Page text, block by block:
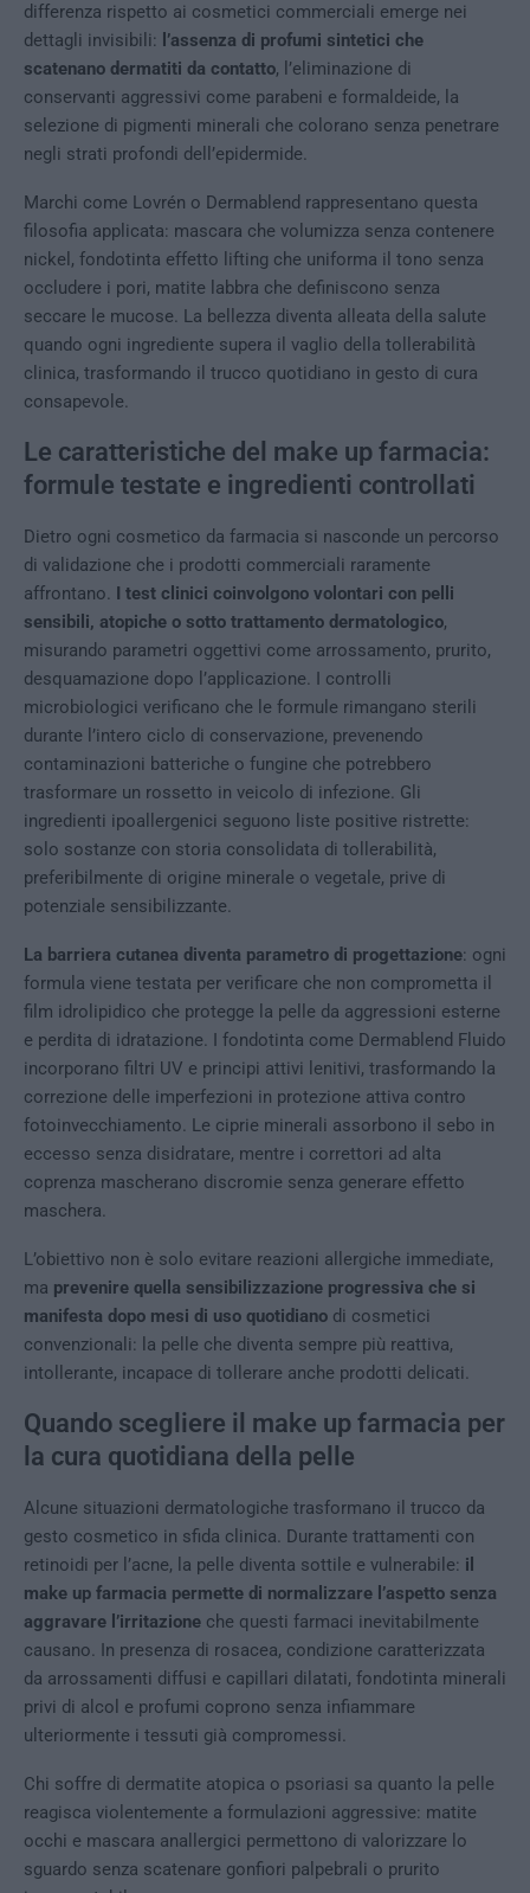
differenza rispetto ai cosmetici commerciali emerge nei
dettagli invisibili: l’assenza di profumi sintetici che
scatenano dermatiti da contatto, l’eliminazione di
conservanti aggressivi come parabeni e formaldeide, la
selezione di pigmenti minerali che colorano senza penetrare
negli strati profondi dell’epidermide.
Marchi come Lovrén o Dermablend rappresentano questa
filosofia applicata: mascara che volumizza senza contenere
nickel, fondotinta effetto lifting che uniforma il tono senza
occludere i pori, matite labbra che definiscono senza
seccare le mucose. La bellezza diventa alleata della salute
quando ogni ingrediente supera il vaglio della tollerabilità
clinica, trasformando il trucco quotidiano in gesto di cura
consapevole.
Le caratteristiche del make up farmacia:
formule testate e ingredienti controllati
Dietro ogni cosmetico da farmacia si nasconde un percorso
di validazione che i prodotti commerciali raramente
affrontano. I test clinici coinvolgono volontari con pelli
sensibili, atopiche o sotto trattamento dermatologico,
misurando parametri oggettivi come arrossamento, prurito,
desquamazione dopo l’applicazione. I controlli
microbiologici verificano che le formule rimangano sterili
durante l’intero ciclo di conservazione, prevenendo
contaminazioni batteriche o fungine che potrebbero
trasformare un rossetto in veicolo di infezione. Gli
ingredienti ipoallergenici seguono liste positive ristrette:
solo sostanze con storia consolidata di tollerabilità,
preferibilmente di origine minerale o vegetale, prive di
potenziale sensibilizzante.
La barriera cutanea diventa parametro di progettazione: ogni
formula viene testata per verificare che non comprometta il
film idrolipidico che protegge la pelle da aggressioni esterne
e perdita di idratazione. I fondotinta come Dermablend Fluido
incorporano filtri UV e principi attivi lenitivi, trasformando la
correzione delle imperfezioni in protezione attiva contro
fotoinvecchiamento. Le ciprie minerali assorbono il sebo in
eccesso senza disidratare, mentre i correttori ad alta
coprenza mascherano discromie senza generare effetto
maschera.
L’obiettivo non è solo evitare reazioni allergiche immediate,
ma prevenire quella sensibilizzazione progressiva che si
manifesta dopo mesi di uso quotidiano di cosmetici
convenzionali: la pelle che diventa sempre più reattiva,
intollerante, incapace di tollerare anche prodotti delicati.
Quando scegliere il make up farmacia per
la cura quotidiana della pelle
Alcune situazioni dermatologiche trasformano il trucco da
gesto cosmetico in sfida clinica. Durante trattamenti con
retinoidi per l’acne, la pelle diventa sottile e vulnerabile: il
make up farmacia permette di normalizzare l’aspetto senza
aggravare l’irritazione che questi farmaci inevitabilmente
causano. In presenza di rosacea, condizione caratterizzata
da arrossamenti diffusi e capillari dilatati, fondotinta minerali
privi di alcol e profumi coprono senza infiammare
ulteriormente i tessuti già compromessi.
Chi soffre di dermatite atopica o psoriasi sa quanto la pelle
reagisca violentemente a formulazioni aggressive: matite
occhi e mascara anallergici permettono di valorizzare lo
sguardo senza scatenare gonfiori palpebrali o prurito